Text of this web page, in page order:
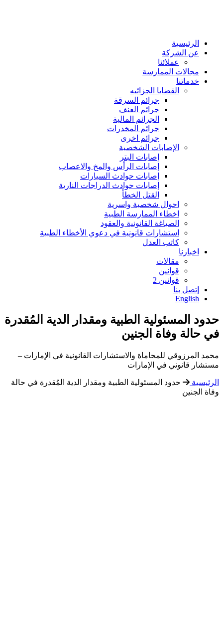
الرئيسية
عن الشركة
عملائنا
مجالات الممارسة
خدماتنا
القضايا الجزائيه
جرائم السرقة
جرائم العنف
الجرائم المالية
جرائم المخدرات
جرائم اخرى
الإصابات الشخصية
إصابات البتر
إصابات الرأس والمخ والاعصاب
إصابات حوادث السيارات
إصابات حوادث الدراجات النارية
القتل الخطأ
احوال شخصية واسرية
اخطاء الممارسة الطبية
الصياغة القانونية والعقود
استشارات قانونية في دعوي الأخطاء الطبية
كاتب العدل
اخبارنا
مقالات
قوانين
قوانين 2
إتصل بنا
English
حدود المسئولية الطبية ومقدار الدية المُقدرة
في حالة وفاة الجنين
محمد المرزوقي للمحاماة والاستشارات القانونية في الإمارات –
مستشار قانوني في الإمارات
الرئيسية
حدود المسئولية الطبية ومقدار الدية المُقدرة في حالة
وفاة الجنين